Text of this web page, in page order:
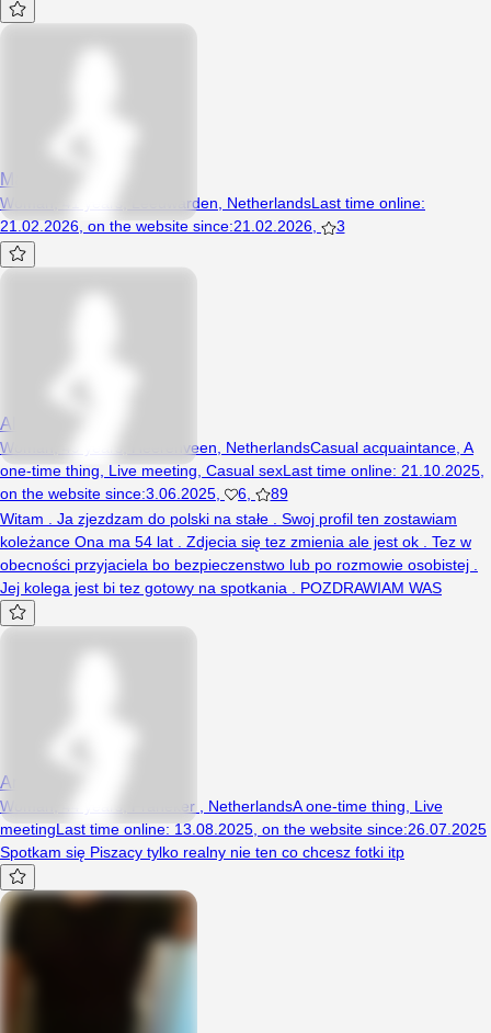
MartaMartusiaMartunia
Woman, 41 years, Leeuwarden, NetherlandsLast time online:
21.02.2026 on the website since:21.02.2026 3
Alicjasex
Woman, 49 years, Heerenveen, NetherlandsCasual acquaintance A
one-time thing
Live meeting Casual sexLast time online: 21.10.2025
on the website since:3.06.2025 6
89
Witam . Ja zjezdzam do polski na stałe . Swoj profil ten zostawiam
koleżance Ona ma 54 lat . Zdjecia się tez zmienia ale jest ok . Tez w
obecności przyjaciela bo bezpieczenstwo lub po rozmowie osobistej .
Jej kolega jest bi tez gotowy na spotkania . POZDRAWIAM WAS
Anulka5555
Woman, 44 years, Franeker , NetherlandsA one-time thing
Live
meetingLast time online: 13.08.2025 on the website since:26.07.2025
Spotkam się Piszacy tylko realny nie ten co chcesz fotki itp